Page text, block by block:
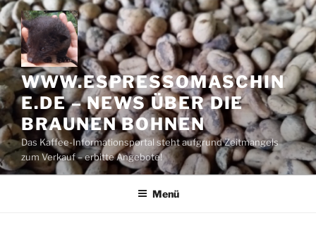
Zum
Inhalt
springen
WWW.ESPRESSOMASCHIN
E.DE – NEWS ÜBER DIE
BRAUNEN BOHNEN
Das Kaffee-Informationsportal steht aufgrund Zeitmangels
zum Verkauf – erbitte Angebote!
Menü